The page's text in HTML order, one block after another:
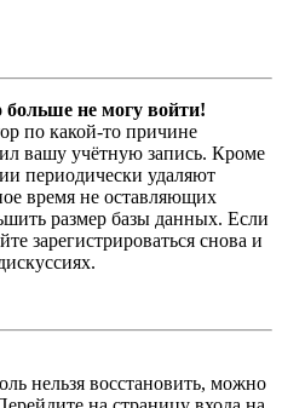
больше не могу войти!
по какой-то причине
вашу учётную запись. Кроме
периодически удаляют
время не оставляющих
размер базы данных. Если
зарегистрироваться снова и
нельзя восстановить, можно